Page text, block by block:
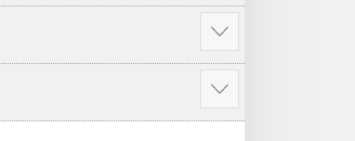
Ipakita
an
dugang
Ipakita
an